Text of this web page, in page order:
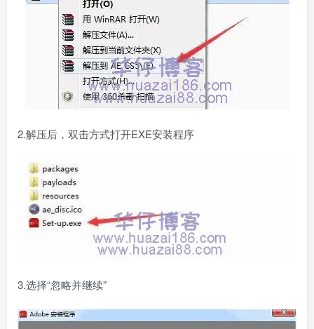
2.解压后，双击方式打开EXE安装程序
3.选择“忽略并继续”